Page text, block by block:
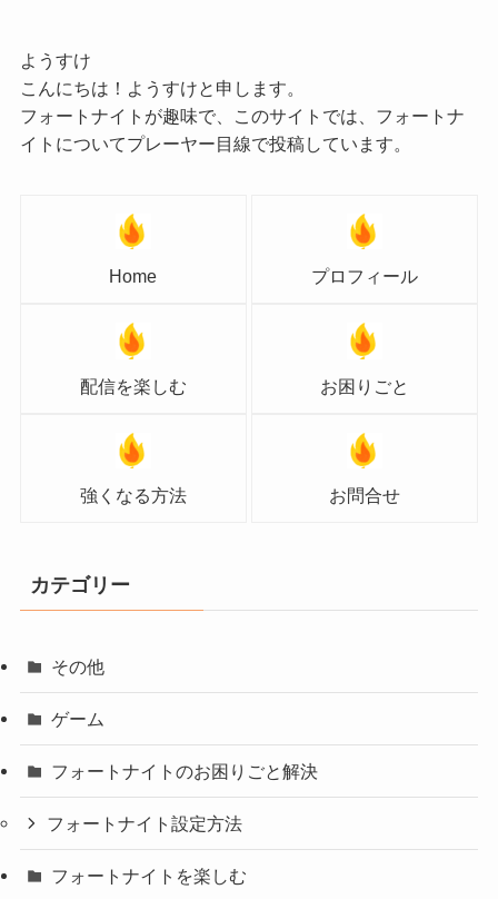
ようすけ
こんにちは！ようすけと申します。
フォートナイトが趣味で、このサイトでは、フォートナ
イトについてプレーヤー目線で投稿しています。
Home プロフィール
配信を楽しむ お困りごと
強くなる方法 お問合せ
カテゴリー
その他
ゲーム
フォートナイトのお困りごと解決
フォートナイト設定方法
フォートナイトを楽しむ